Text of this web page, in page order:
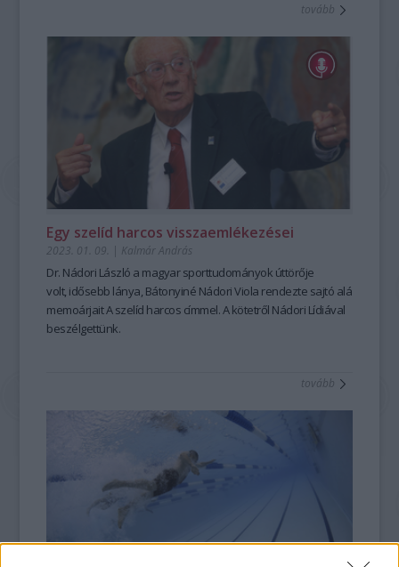
tovább
Egy szelíd harcos visszaemlékezései
2023. 01. 09. | Kalmár András
Dr. Nádori László a magyar sporttudományok úttörője
volt, idősebb lánya, Bátonyiné Nádori Viola rendezte sajtó alá
memoárjaitA szelíd harcos címmel. A kötetről Nádori Lídiával
beszélgettünk.
tovább